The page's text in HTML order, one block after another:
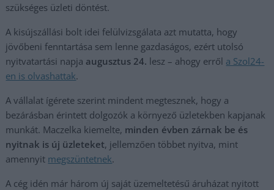
szükséges üzleti döntést.
A kisújszállási bolt idei felülvizsgálata azt mutatta, hogy
jövőbeni fenntartása sem lenne gazdaságos, ezért utolsó
nyitvatartási napja augusztus 24. lesz – ahogy erről a Szol24-
en is olvashattak.
A vállalat ígérete szerint mindent megtesznek, hogy a
bezárásban érintett dolgozók a környező üzletekben kapjanak
munkát. Maczelka kiemelte, minden évben zárnak be és
nyitnak is új üzleteket, jellemzően többet nyitva, mint
amennyit megszüntetnek.
A cég idén már három új saját üzemeltetésű áruházat nyitott